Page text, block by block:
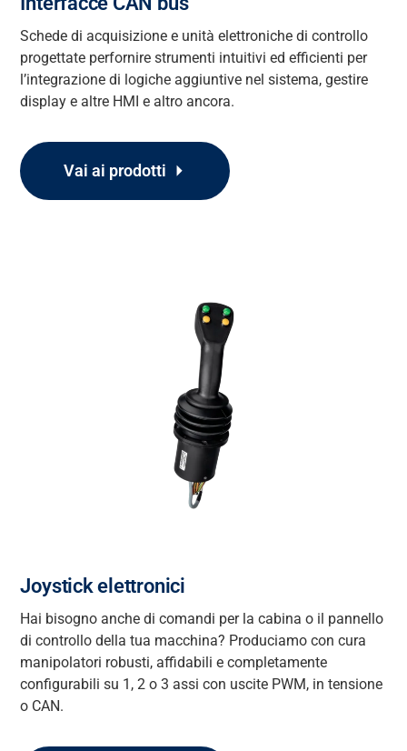
Supporto
Schede di acquisizione e unità elettroniche di controllo
progettate perfornirestrumenti intuitivi ed efficienti per
l’integrazione di logiche aggiuntive nel sistema, gestire
display e altre HMI e altro ancora.
Vai ai prodotti
Joystick elettronici
Hai bisogno anche di comandi per la cabina o il pannello
di controllo della tua macchina? Produciamocon cura
manipolatori robusti, affidabili e completamente
configurabili su 1, 2 o 3 assi con uscite PWM, in tensione
o CAN.